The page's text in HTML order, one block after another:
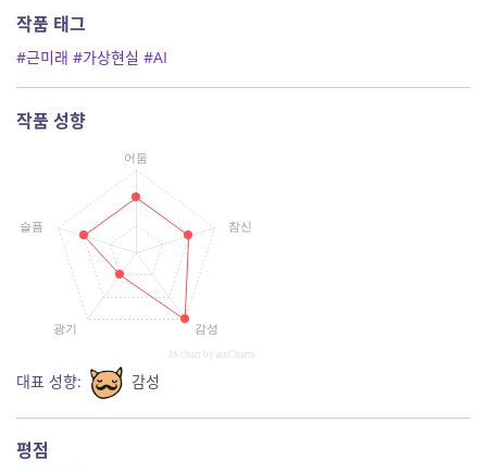
작품 태그
#근미래 #가상현실 #AI
작품 성향
어둠
참신
감성
광기
슬픔
JS chart by amCharts
대표 성향: 감성
평점